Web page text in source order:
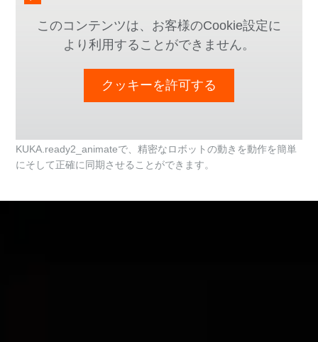
このコンテンツは、お客様のCookie設定に
より利用することができません。
クッキーを許可する
KUKA.ready2_animateで、精密なロボットの動きを動作を簡単
にそして正確に同期させることができます。